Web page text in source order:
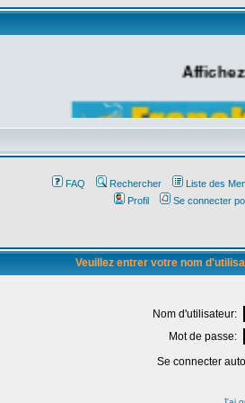
FAQ Rechercher
Liste des
Profil
Se connecter
Veuillez entrer votre nom
Nom d'utilisateur:
Mot de passe:
Se connecter